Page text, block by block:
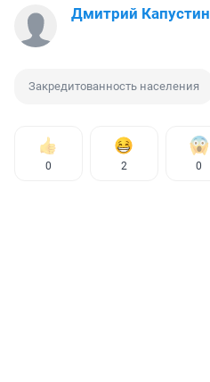
Дмитрий Капустин
Закредитованность населения
0 2 0